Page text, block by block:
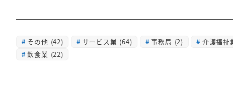
その他 (42) サービス業 (64) 事務局 (2) 介護福祉
飲食業 (22)